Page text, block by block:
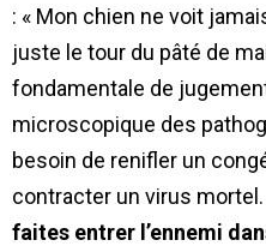
: « Mon chien ne voit
juste le tour du pâté de
fondamentale de
microscopique des
besoin de renifler un
contracter un virus mortel.
faites entrer l’ennemi